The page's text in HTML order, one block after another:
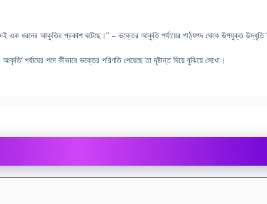
এক ধরনের আকুতির প্রকাশ ঘটেছে।” – ভক্তের আকুতি পর্যায়ের পাঠ্যপদ থেকে উপযুক্ত উদ্ধৃতি
পর্যায়ের পদে কীভাবে ভক্তের পরিণতি পেয়েছে তা দৃষ্টান্ত দিয়ে বুঝিয়ে লেখো।